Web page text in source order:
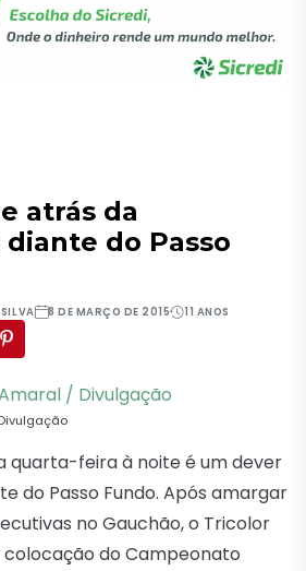
atrás da
do Passo
8 DE MARÇO DE 2015 11 ANOS
quarta-feira à noite é um dever
do Passo Fundo. Após amargar
no Gauchão, o Tricolor
do Campeonato